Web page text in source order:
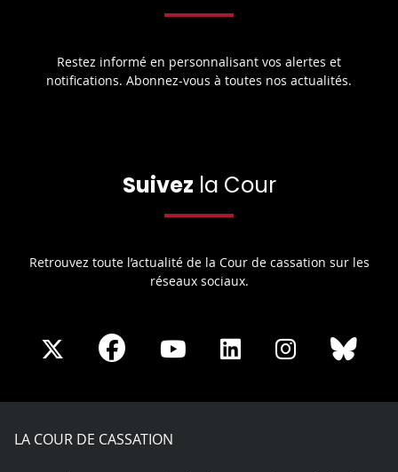
Restez informé en personnalisant vos alertes et
notifications. Abonnez-vous à toutes nos actualités.
Suivez la Cour
Retrouvez toute l’actualité de la Cour de cassation sur les
réseaux sociaux.
Share
X
Share
Facebook
Share
Youtube
Share
LinkedIn
Share
Instagram
LA COUR DE CASSATION